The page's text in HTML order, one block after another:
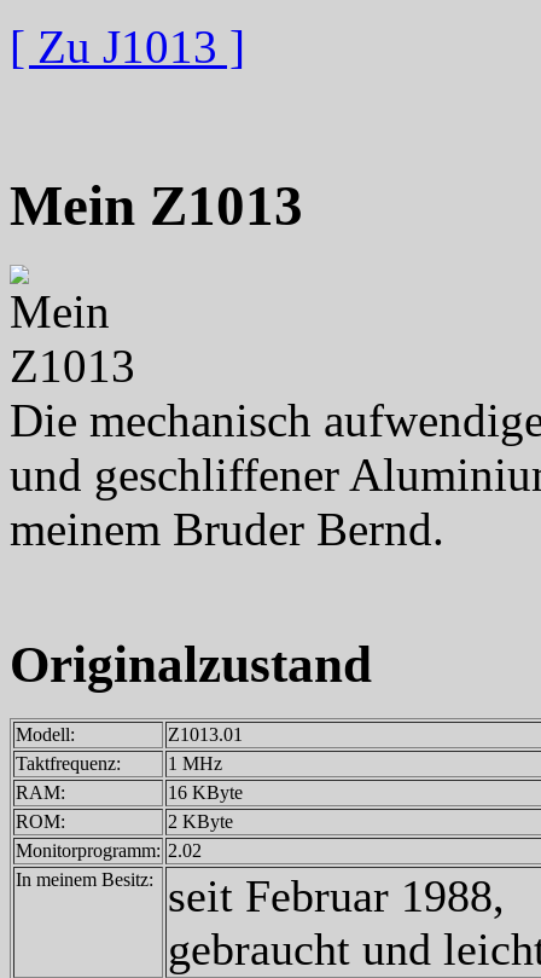
[ Zu J1013 ]
Mein Z1013
Die mechanisch
und geschliffener
meinem Bruder Bernd.
Originalzustand
Modell:
Z1013.01
Taktfrequenz:
1 MHz
RAM:
16 KByte
ROM:
2 KByte
Monitorprogramm: 2.02
In meinem Besitz:
seit Februar 1988,
gebraucht und